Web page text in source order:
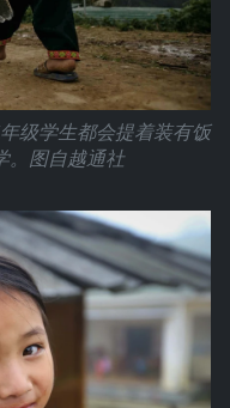
级学生都会提着装有饭
。图自越通社